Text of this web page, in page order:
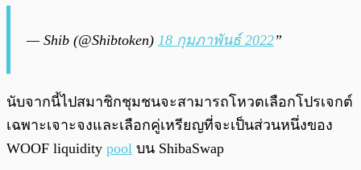
— Shib (@Shibtoken) 18 กุมภาพันธ์ 2022”
นับจากนี้ไปสมาชิกชุมชนจะสามารถโหวตเลือกโปรเจกต์
เฉพาะเจาะจงและเลือกคู่เหรียญที่จะเป็นส่วนหนึ่งของ
WOOF liquidity pool บน ShibaSwap